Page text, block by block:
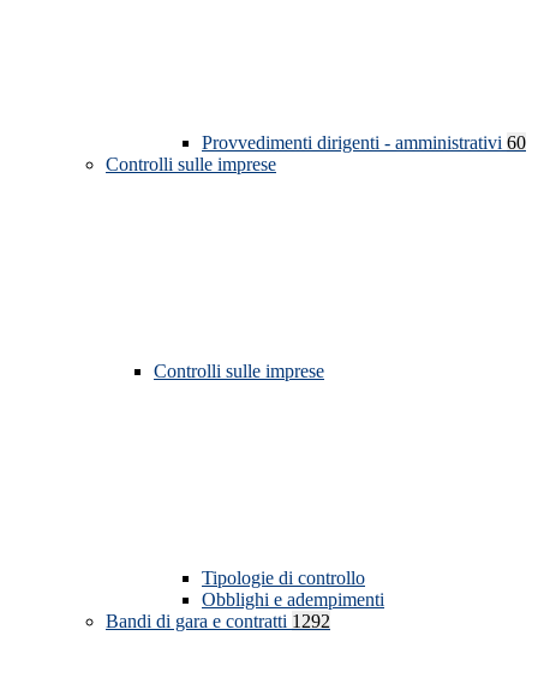
Provvedimenti dirigenti - amministrativi 60
Controlli sulle imprese
Controlli sulle imprese
Tipologie di controllo
Obblighi e adempimenti
Bandi di gara e contratti 1292